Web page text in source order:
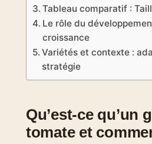
Tableau comparatif :
Le rôle du
croissance
Variétés et contexte :
stratégie
Qu’est-ce qu’un
tomate et